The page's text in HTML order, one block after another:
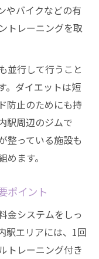
やバイクなどの有
トレーニングを取
並行して行うこと
。ダイエットは短
防止のためにも持
駅周辺のジムで
整っている施設も
ます。
ポイント
金システムをしっ
駅エリアには、1回
トレーニング付き